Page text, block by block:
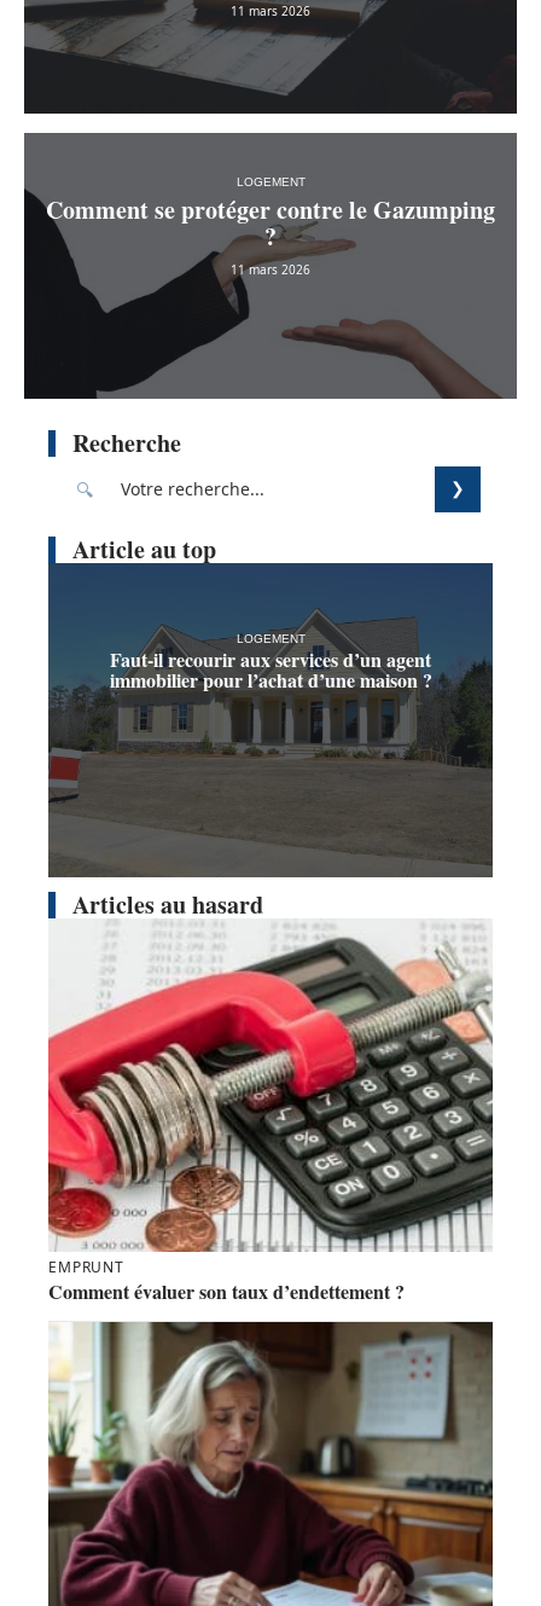
11 mars 2026
LOGEMENT
Comment se protéger contre le Gazumping
?
11 mars 2026
Recherche
Article au top
LOGEMENT
Faut-il recourir aux services d’un agent
immobilier pour l’achat d’une maison ?
Articles au hasard
EMPRUNT
Comment évaluer son taux d’endettement ?